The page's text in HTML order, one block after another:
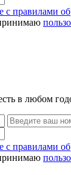
с правилами
в любом
с правилами